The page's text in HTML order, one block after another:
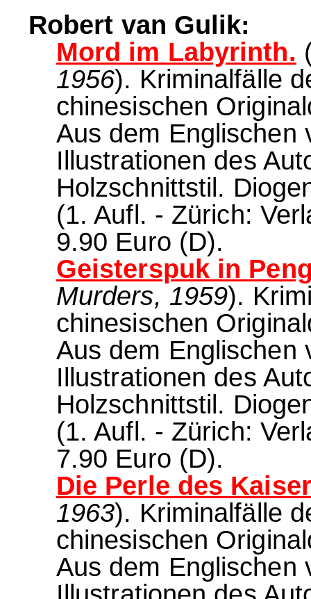
Robert van Gulik:
Mord im Labyrinth.
1956). Kriminalfälle
chinesischen
Aus dem Englischen
Illustrationen des
Holzschnittstil.
(1. Aufl. - Zürich:
9.90 Euro (D).
Geisterspuk in
Murders, 1959).
chinesischen
Aus dem Englischen
Illustrationen des
Holzschnittstil.
(1. Aufl. - Zürich:
7.90 Euro (D).
Die Perle des
1963). Kriminalfälle
chinesischen
Aus dem Englischen